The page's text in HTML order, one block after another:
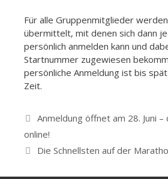
Für alle Gruppenmitglieder
übermittelt, mit denen sich dann
persönlich anmelden kann und
Startnummer zugewiesen
persönliche Anmeldung ist bis
Zeit.
Anmeldung öffnet am 28. Juni –
online!
Die Schnellsten auf der